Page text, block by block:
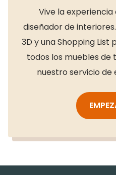
Vive la
diseñador de
3D y una Shopping List
todos los muebles de
nuestro servicio